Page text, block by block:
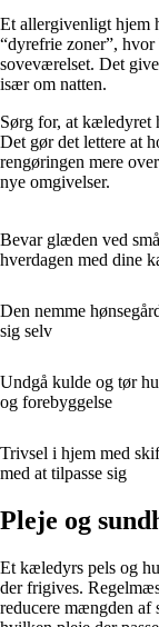
Et allergivenligt hjem
“dyrefrie zoner”,
soveværelset. Det
især om natten.
Sørg for, at kæledyret
Det gør det lettere at
rengøringen mere
nye omgivelser.
Bevar glæden ved
hverdagen med dine
Den nemme
sig selv
Undgå kulde og tør
og forebyggelse
Trivsel i hjem med
med at tilpasse sig
Pleje og
Et kæledyrs pels og
der frigives.
reducere mængden